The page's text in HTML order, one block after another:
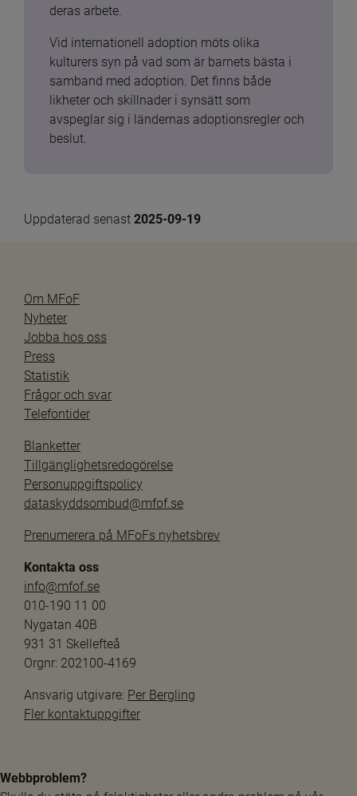
deras arbete.
Vid internationell adoption möts olika
kulturers syn på vad som är barnets bästa i
samband med adoption. Det finns både
likheter och skillnader i synsätt som
avspeglar sig i ländernas adoptionsregler och
beslut.
Uppdaterad senast 2025-09-19
Om MFoF
Nyheter
Jobba hos oss
Press
Statistik
Frågor och svar
Telefontider
Blanketter
Tillgänglighetsredogörelse
Personuppgiftspolicy
dataskyddsombud@mfof.se
Prenumerera på MFoFs nyhetsbrev
Kontakta oss
info@mfof.se
010-190 11 00
Nygatan 40B
931 31 Skellefteå
Orgnr: 202100-4169
Ansvarig utgivare: Per Bergling
Fler kontaktuppgifter
Webbproblem?